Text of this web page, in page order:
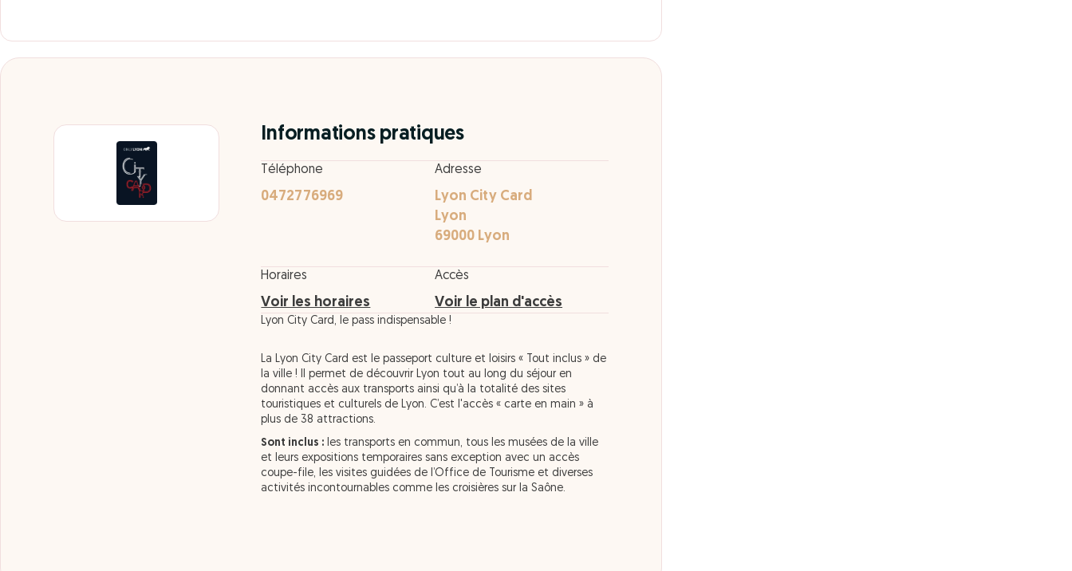
Informations pratiques
Téléphone
0472776969
Adresse
Lyon City Card
Lyon
69000 Lyon
Horaires
Voir les horaires
Accès
Voir le plan d'accès
Lyon City Card, le pass indispensable !
La Lyon City Card est le passeport culture et loisirs « Tout inclus » de
la ville ! Il permet de découvrir Lyon tout au long du séjour en
donnant accès aux transports ainsi qu’à la totalité des sites
touristiques et culturels de Lyon. C’est l'accès « carte en main » à
plus de 38 attractions.
Sont inclus : les transports en commun, tous les musées de la ville
et leurs expositions temporaires sans exception avec un accès
coupe-file, les visites guidées de l’Office de Tourisme et diverses
activités incontournables comme les croisières sur la Saône.